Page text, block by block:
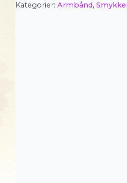
Kategorier: Armbånd,